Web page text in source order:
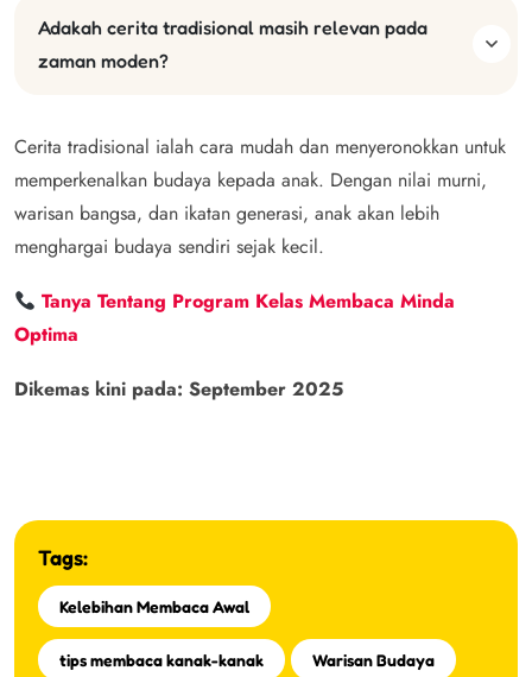
Adakah cerita tradisional masih relevan pada
zaman moden?
Cerita tradisional ialah cara mudah dan menyeronokkan untuk
memperkenalkan budaya kepada anak. Dengan nilai murni,
warisan bangsa, dan ikatan generasi, anak akan lebih
menghargai budaya sendiri sejak kecil.
Tanya Tentang Program Kelas Membaca Minda
Optima
Dikemas kini pada: September 2025
Tags:
Kelebihan Membaca Awal
tips membaca kanak-kanak Warisan Budaya